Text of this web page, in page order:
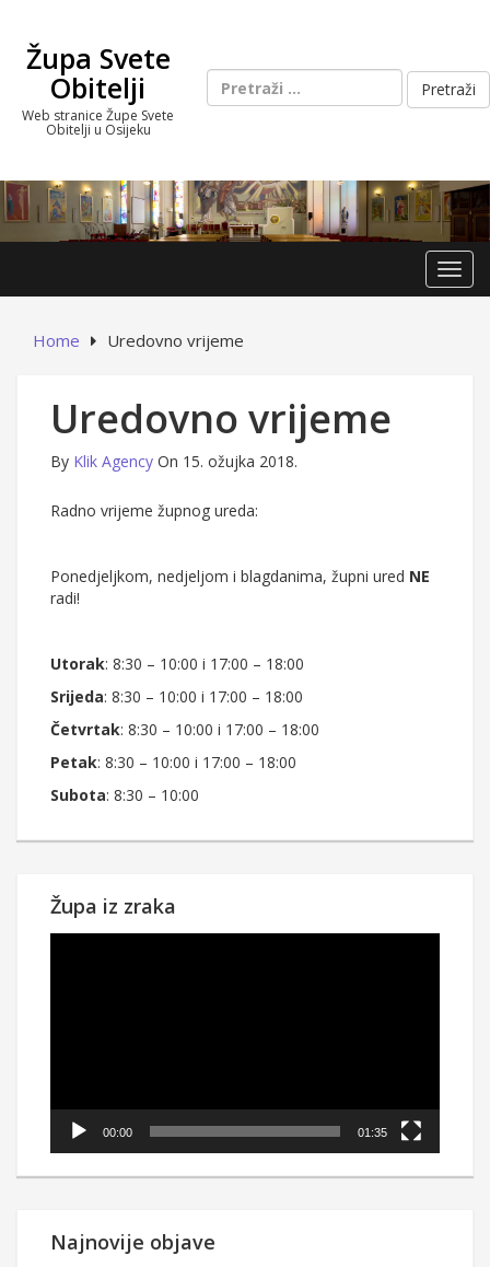
contentŽupa Svete
Obitelji
Web stranice Župe Svete
Obitelji u Osijeku
Pretraži:
Home Uredovno vrijeme
Uredovno vrijeme
By Klik Agency On 15. ožujka 2018.
Radno vrijeme župnog ureda:
Ponedjeljkom, nedjeljom i blagdanima, župni ured NE
radi!
Utorak: 8:30 – 10:00 i 17:00 – 18:00
Srijeda: 8:30 – 10:00 i 17:00 – 18:00
Četvrtak: 8:30 – 10:00 i 17:00 – 18:00
Petak: 8:30 – 10:00 i 17:00 – 18:00
Subota: 8:30 – 10:00
Župa iz zraka
00:00 01:35
Najnovije objave